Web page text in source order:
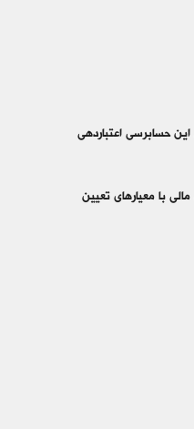
حسابرسی اعتباردهی
با معیارهای تعیین